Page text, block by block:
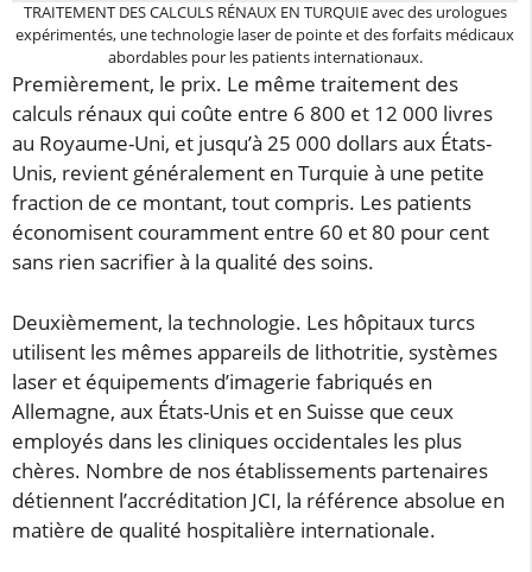
TRAITEMENT DES CALCULS RÉNAUX EN TURQUIE avec des urologues
expérimentés, une technologie laser de pointe et des forfaits médicaux
abordables pour les patients internationaux.
Premièrement, le prix. Le même traitement des
calculs rénaux qui coûte entre 6 800 et 12 000 livres
au Royaume-Uni, et jusqu’à 25 000 dollars aux États-
Unis, revient généralement en Turquie à une petite
fraction de ce montant, tout compris. Les patients
économisent couramment entre 60 et 80 pour cent
sans rien sacrifier à la qualité des soins.
Deuxièmement, la technologie. Les hôpitaux turcs
utilisent les mêmes appareils de lithotritie, systèmes
laser et équipements d’imagerie fabriqués en
Allemagne, aux États-Unis et en Suisse que ceux
employés dans les cliniques occidentales les plus
chères. Nombre de nos établissements partenaires
détiennent l’accréditation JCI, la référence absolue en
matière de qualité hospitalière internationale.